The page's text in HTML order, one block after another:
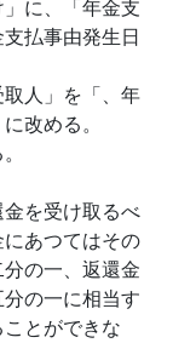
に、「年金支
払事由発生日
人」を「、年
改める。
を受け取るべ
あつてはその
の一、返還金
の一に相当す
とができな